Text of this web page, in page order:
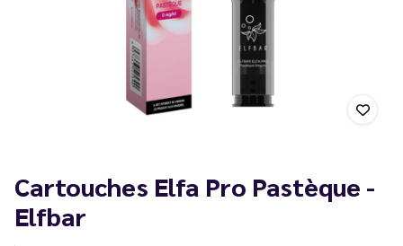
Cartouches Elfa Pro Pastèque -
Elfbar